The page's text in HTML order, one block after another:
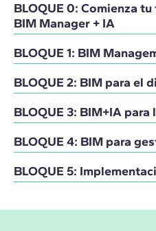
BLOQUE 0: Comienza
BIM Manager + IA
BLOQUE 1: BIM
BLOQUE 2: BIM para el
BLOQUE 3: BIM+IA
BLOQUE 4: BIM para
BLOQUE 5: